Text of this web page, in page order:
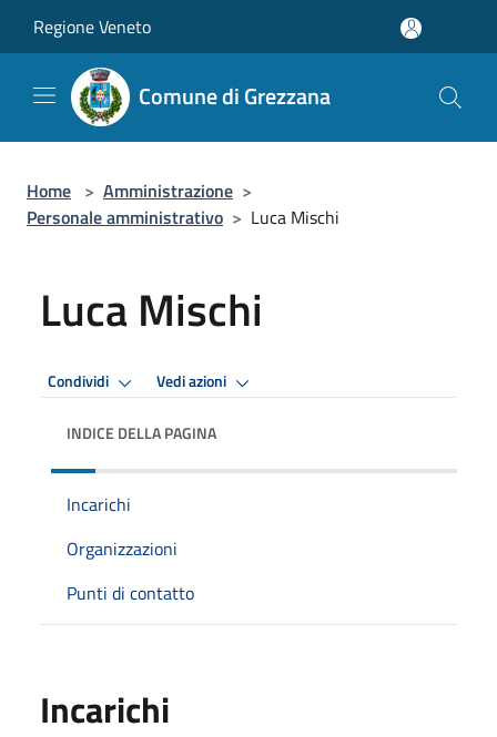
Regione Veneto
Comune di Grezzana
Home > Amministrazione >
Personale amministrativo > Luca Mischi
Luca Mischi
Condividi Vedi azioni
INDICE DELLA PAGINA
Incarichi
Organizzazioni
Punti di contatto
Incarichi